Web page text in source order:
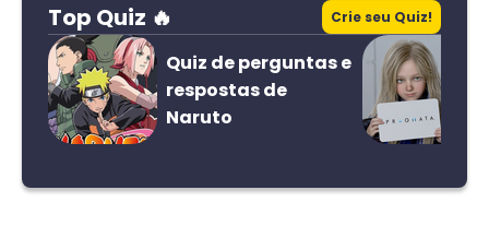
Top Quiz 🔥 Crie seu Quiz!
Quiz de perguntas e
respostas de
Naruto